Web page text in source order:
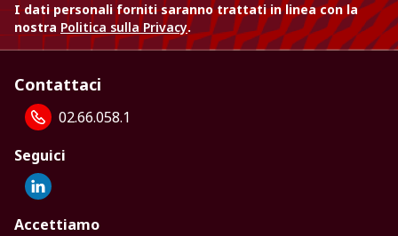
I dati personali forniti saranno trattati in linea con la
nostra Politica sulla Privacy.
Contattaci
02.66.058.1
Seguici
Accettiamo